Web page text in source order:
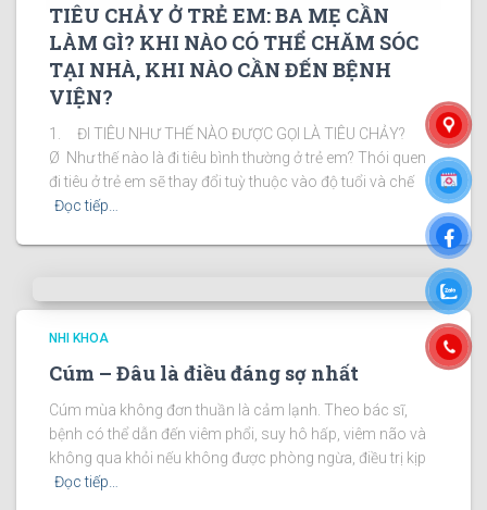
TIÊU CHẢY Ở TRẺ EM: BA MẸ CẦN
LÀM GÌ? KHI NÀO CÓ THỂ CHĂM SÓC
TẠI NHÀ, KHI NÀO CẦN ĐẾN BỆNH
VIỆN?
1. ĐI TIÊU NHƯ THẾ NÀO ĐƯỢC GỌI LÀ TIÊU CHẢY?
Ø Như thế nào là đi tiêu bình thường ở trẻ em? Thói quen
đi tiêu ở trẻ em sẽ thay đổi tuỳ thuộc vào độ tuổi và chế
Đọc tiếp…
NHI KHOA
Cúm – Đâu là điều đáng sợ nhất
Cúm mùa không đơn thuần là cảm lạnh. Theo bác sĩ,
bệnh có thể dẫn đến viêm phổi, suy hô hấp, viêm não và
không qua khỏi nếu không được phòng ngừa, điều trị kịp
Đọc tiếp…